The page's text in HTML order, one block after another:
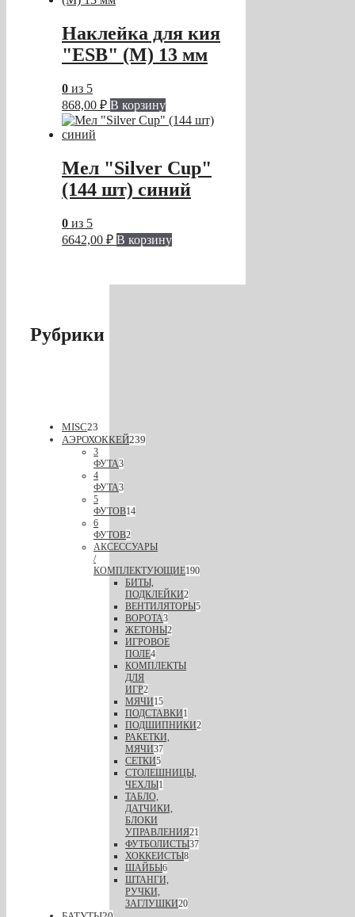
Наклейка для кия
"ESB" (M) 13 мм
0 из 5
868,00 ₽ В корзину
Мел "Silver Cup"
(144 шт) синий
0 из 5
6642,00 ₽ В корзину
Рубрики
MISC23
АЭРОХОККЕЙ239
3
ФУТА3
4
ФУТА3
5
ФУТОВ14
6
ФУТОВ2
АКСЕССУАРЫ
/
КОМПЛЕКТУЮЩИЕ190
БИТЫ,
ПОДКЛЕЙКИ2
ВЕНТИЛЯТОРЫ5
ВОРОТА3
ЖЕТОНЫ2
ИГРОВОЕ
ПОЛЕ4
КОМПЛЕКТЫ
ДЛЯ
ИГР2
МЯЧИ15
ПОДСТАВКИ1
ПОДШИПНИКИ2
РАКЕТКИ,
МЯЧИ37
СЕТКИ5
СТОЛЕШНИЦЫ,
ЧЕХЛЫ1
ТАБЛО,
ДАТЧИКИ,
БЛОКИ
УПРАВЛЕНИЯ21
ФУТБОЛИСТЫ37
ХОККЕИСТЫ8
ШАЙБЫ6
ШТАНГИ,
РУЧКИ,
ЗАГЛУШКИ20